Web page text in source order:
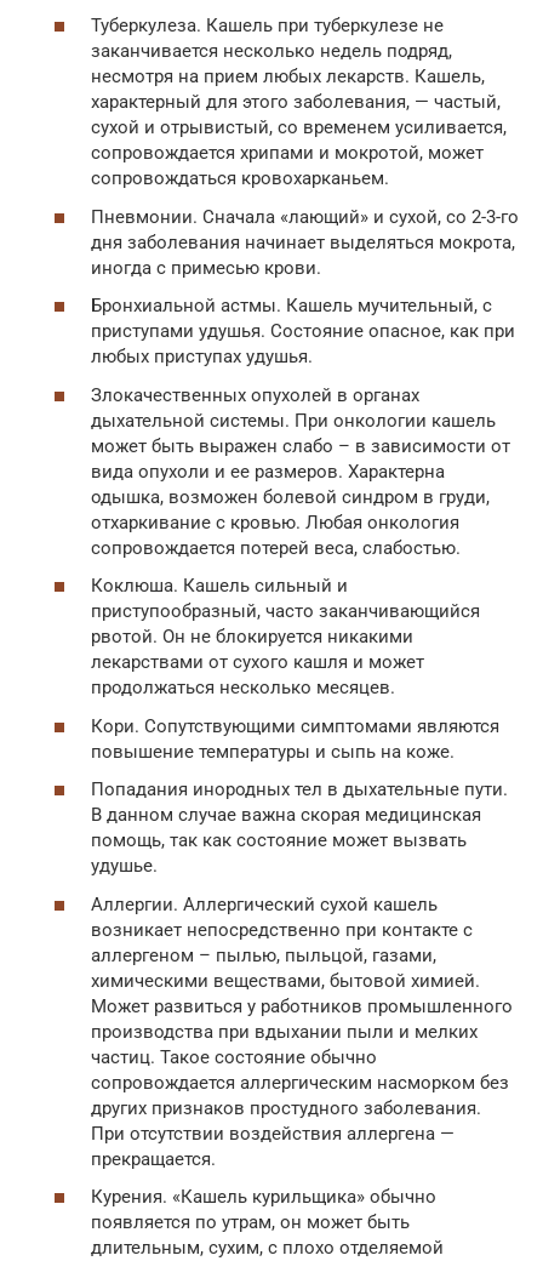
Туберкулеза. Кашель при туберкулезе не
заканчивается несколько недель подряд,
несмотря на прием любых лекарств. Кашель,
характерный для этого заболевания, — частый,
сухой и отрывистый, со временем усиливается,
сопровождается хрипами и мокротой, может
сопровождаться кровохарканьем.
Пневмонии. Сначала «лающий» и сухой, со 2-3-го
дня заболевания начинает выделяться мокрота,
иногда с примесью крови.
Бронхиальной астмы. Кашель мучительный, с
приступами удушья. Состояние опасное, как при
любых приступах удушья.
Злокачественных опухолей в органах
дыхательной системы. При онкологии кашель
может быть выражен слабо – в зависимости от
вида опухоли и ее размеров. Характерна
одышка, возможен болевой синдром в груди,
отхаркивание с кровью. Любая онкология
сопровождается потерей веса, слабостью.
Коклюша. Кашель сильный и
приступообразный, часто заканчивающийся
рвотой. Он не блокируется никакими
лекарствами от сухого кашля и может
продолжаться несколько месяцев.
Кори. Сопутствующими симптомами являются
повышение температуры и сыпь на коже.
Попадания инородных тел в дыхательные пути.
В данном случае важна скорая медицинская
помощь, так как состояние может вызвать
удушье.
Аллергии. Аллергический сухой кашель
возникает непосредственно при контакте с
аллергеном – пылью, пыльцой, газами,
химическими веществами, бытовой химией.
Может развиться у работников промышленного
производства при вдыхании пыли и мелких
частиц. Такое состояние обычно
сопровождается аллергическим насморком без
других признаков простудного заболевания.
При отсутствии воздействия аллергена —
прекращается.
Курения. «Кашель курильщика» обычно
появляется по утрам, он может быть
длительным, сухим, с плохо отделяемой